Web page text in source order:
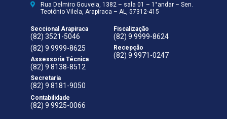
Rua Delmiro Gouveia, 1382 – sala 01 – 1°andar – Sen.
Teotônio Vilela, Arapiraca – AL, 57312-415
Seccional Arapiraca
(82) 3521-5046
(82) 9 9999-8625
Assessoria Técnica
(82) 9 8138-8512
Secretaria
(82) 9 8181-9050
Contabilidade
(82) 9 9925-0066
Fiscalização
(82) 9 9999-8624
Recepção
(82) 9 9971-0247